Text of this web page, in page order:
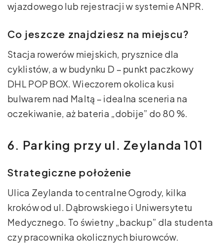
wjazdowego lub rejestracji w systemie ANPR.
Co jeszcze znajdziesz na miejscu?
Stacja rowerów miejskich, prysznice dla
cyklistów, a w budynku D – punkt paczkowy
DHL POP BOX. Wieczorem okolica kusi
bulwarem nad Maltą – idealna sceneria na
oczekiwanie, aż bateria „dobije” do 80 %.
6. Parking przy ul. Zeylanda 101
Strategiczne położenie
Ulica Zeylanda to centralne Ogrody, kilka
kroków od ul. Dąbrowskiego i Uniwersytetu
Medycznego. To świetny „backup” dla studenta
czy pracownika okolicznych biurowców.